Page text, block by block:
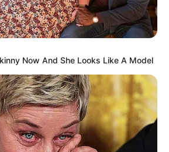
Now And She Looks Like A Model